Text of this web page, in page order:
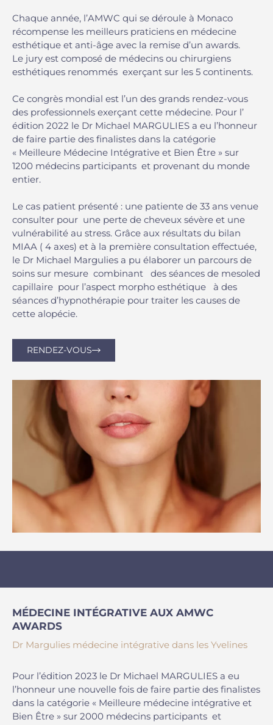
Chaque année, l’AMWC qui se déroule à Monaco
récompense les meilleurs praticiens en médecine
esthétique et anti-âge avec la remise d’un awards.
Le jury est composé de médecins ou chirurgiens
esthétiques renommés exerçant sur les 5 continents.
Ce congrès mondial est l’un des grands rendez-vous
des professionnels exerçant cette médecine. Pour l’
édition 2022 le Dr Michael MARGULIES a eu l’honneur
de faire partie des finalistes dans la catégorie
« Meilleure Médecine Intégrative et Bien Être » sur
1200 médecins participants et provenant du monde
entier.
Le cas patient présenté : une patiente de 33 ans venue
consulter pour une perte de cheveux sévère et une
vulnérabilité au stress. Grâce aux résultats du bilan
MIAA ( 4 axes) et à la première consultation effectuée,
le Dr Michael Margulies a pu élaborer un parcours de
soins sur mesure combinant des séances de mesoled
capillaire pour l’aspect morpho esthétique à des
séances d’hypnothérapie pour traiter les causes de
cette alopécie.
RENDEZ-VOUS
MÉDECINE INTÉGRATIVE AUX AMWC
AWARDS
Dr Margulies médecine intégrative dans les Yvelines
Pour l’édition 2023 le Dr Michael MARGULIES a eu
l’honneur une nouvelle fois de faire partie des finalistes
dans la catégorie « Meilleure médecine intégrative et
Bien Être » sur 2000 médecins participants et